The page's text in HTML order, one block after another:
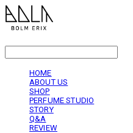
HOME
ABOUT US
SHOP
PERFUME STUDIO
STORY
Q&A
REVIEW